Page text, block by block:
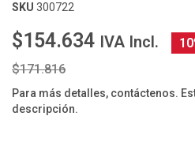
SKU 300722
$154.634 IVA Incl.
$171.816
Para más detalles, contáctenos.
descripción.